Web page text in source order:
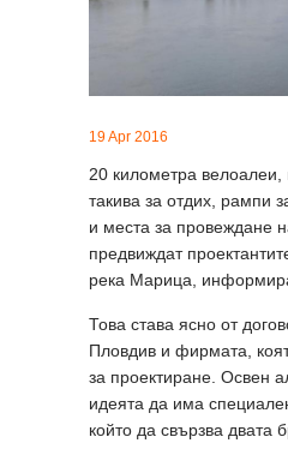
19 Apr 2016
20 километра
такива за отдих, рампи
и места за провеждане
предвиждат
река Марица,
Това става ясно от
Пловдив и фирмата,
за проектиране. Освен
идеята да има
който да свързва двата